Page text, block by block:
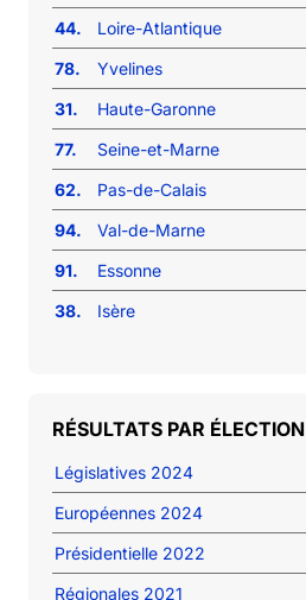
44.
Loire-Atlantique
78.
Yvelines
31.
Haute-Garonne
77.
Seine-et-Marne
62.
Pas-de-Calais
94.
Val-de-Marne
91.
Essonne
38.
Isère
RÉSULTATS PAR ÉLECTION
Législatives 2024
Européennes 2024
Présidentielle 2022
Régionales 2021